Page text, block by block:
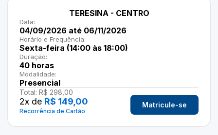
TERESINA - CENTRO
Data:
04/09/2026 até 06/11/2026
Horário e Frequência:
Sexta-feira (14:00 às 18:00)
Duração:
40 horas
Modalidade:
Presencial
Total: R$ 298,00
2x de R$ 149,00
Recorrência de Cartão
Matricule-se